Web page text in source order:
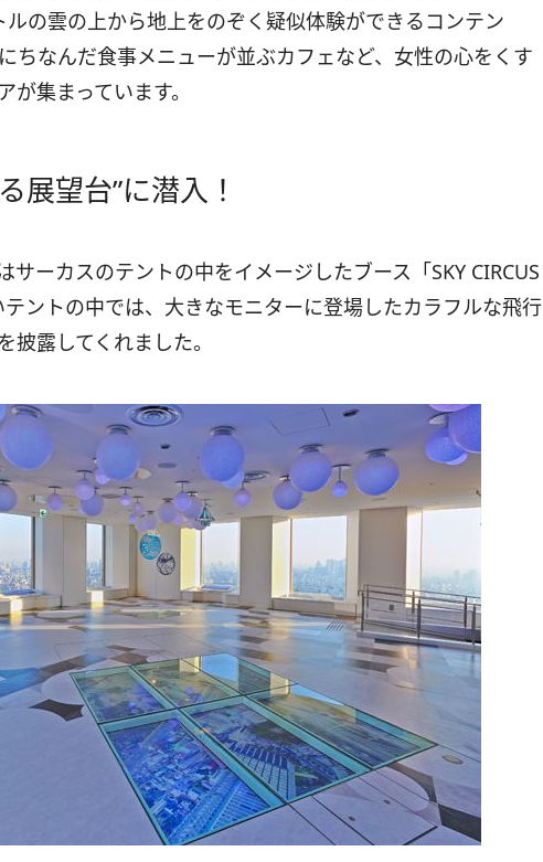
の雲の上から地上をのぞく疑似体験ができるコンテン
にちなんだ食事メニューが並ぶカフェなど、女性の心をくす
集まっています。
展望台”に潜入！
サーカスのテントの中をイメージしたブース「SKY CIRCUS
ントの中では、大きなモニターに登場したカラフルな飛行
露してくれました。